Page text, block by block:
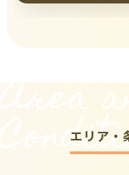
Area
エリア・